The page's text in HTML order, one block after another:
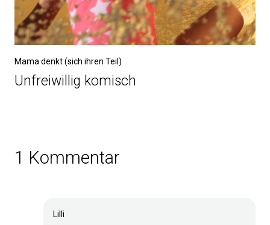
Mama denkt (sich ihren Teil)
Unfreiwillig komisch
1 Kommentar
Lilli